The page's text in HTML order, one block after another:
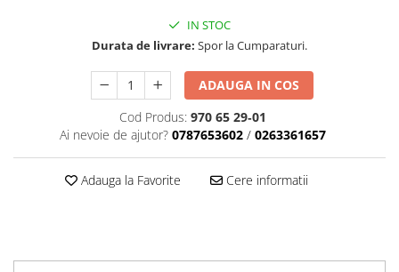
Pistoane
Pompa ulei
Rezervor carburant
Volanta
IN STOC
Durata de livrare: Spor la Cumparaturi.
ADAUGA IN COS
Cod Produs: 970 65 29‑01
Ai nevoie de ajutor? 0787653602 / 0263361657
Adauga la Favorite Cere informatii